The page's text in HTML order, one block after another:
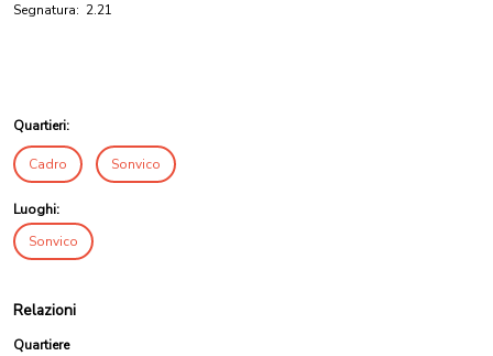
Segnatura: 2.21
Quartieri:
Cadro Sonvico
Luoghi:
Sonvico
Relazioni
Quartiere